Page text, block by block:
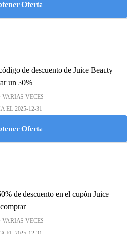
Oferta
de descuento de Juice Beauty
un 30%
VARIAS VECES
EL 2025-12-31
Oferta
de descuento en el cupón Juice
VARIAS VECES